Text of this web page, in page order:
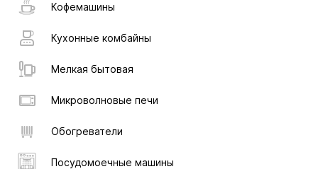
Кофемашины
Кухонные комбайны
Мелкая бытовая
Микроволновые печи
Обогреватели
Посудомоечные машины